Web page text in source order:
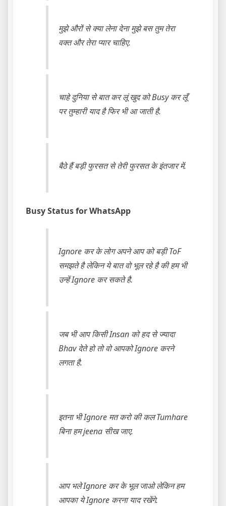
मुझे औरों से क्या लेना देना मुझे बस तुम तेरा
वक्त और तेरा प्यार चाहिए.
चाहे दुनिया से बात कर लूं खुद को Busy कर लूँ
पर तुम्हारी याद है फिर भी आ जाती है.
बैठे हैं बड़ी फुरसत से तेरी फुरसत के इंतजार में.
Busy Status for WhatsApp
Ignore कर के लोग अपने आप को बड़ी ToF
समझते है लेकिन ये बात वो भूल रहे है की हम भी
उन्हें Ignore कर सकते है.
जब भी आप किसी Insan को हद से ज्यादा
Bhav देते हो तो वो आपको Ignore करने
लगता है.
इतना भी Ignore मत करो की कल Tumhare
बिना हम jeena सीख जाए.
आप भले Ignore कर के भूल जाओ लेकिन हम
आपका ये Ignore करना याद रखेंगे.